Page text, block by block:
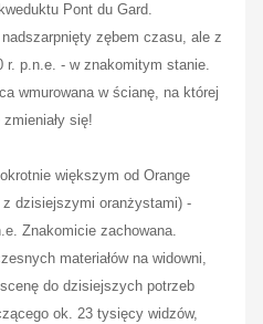
Pont du Gard.
zębem czasu, ale z
r. p.n.e. - w znakomitym stanie.
wmurowana w ścianę, na której
się!
większym od Orange
dzisiejszymi oranżystami) -
Znakomicie zachowana.
materiałów na widowni,
do dzisiejszych potrzeb
ok. 23 tysięcy widzów,